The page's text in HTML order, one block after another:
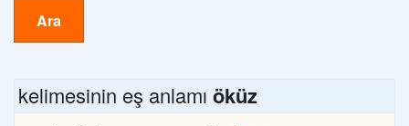
Ara
kelimesinin eş anlamı öküz